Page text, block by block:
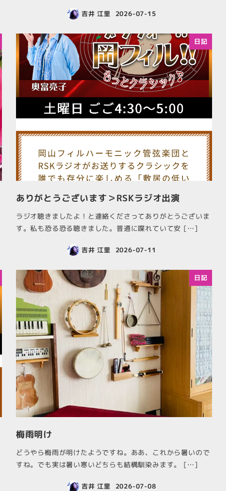
吉井 江里 2026-07-15
日記
ありがとうございます＞RSKラジオ出演
ラジオ聴きましたよ！と連絡くださってありがとうございま
す。私も恐る恐る聴きました。普通に喋れていて安 […]
吉井 江里 2026-07-11
日記
梅雨明け
どうやら梅雨が明けたようですね。ああ、これから暑いので
すね。でも実は暑い寒いどちらも結構馴染みます。 […]
吉井 江里 2026-07-08